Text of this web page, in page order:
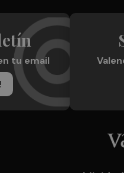
tu email